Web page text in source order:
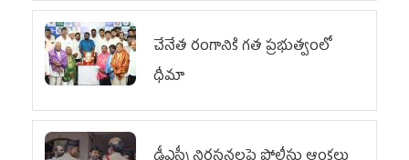
చేనేత రంగానికి గత ప్రభుత్వంలో
ధీమా